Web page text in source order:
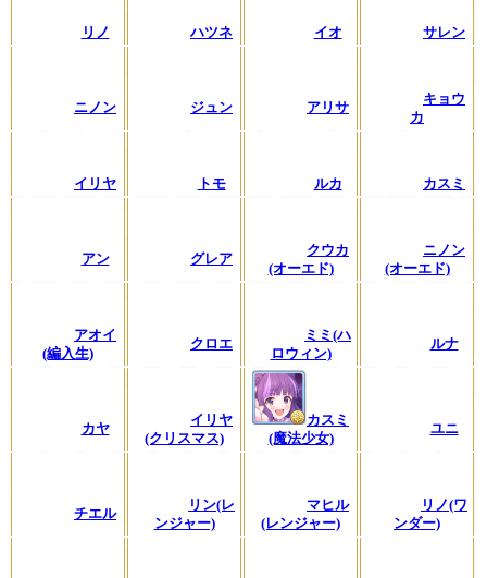
リノ ハツネ イオ サレン
ニノン ジュン アリサ
キョウ
カ
イリヤ トモ ルカ カスミ
アン グレア
クウカ
(オーエド)
ニノン
(オーエド)
アオイ
(編入生)
クロエ
ミミ(ハ
ロウィン)
ルナ
カヤ
イリヤ
(クリスマス)
カスミ
(魔法少女)
ユニ
チエル
リン(レ
ンジャー)
マヒル
(レンジャー)
リノ(ワ
ンダー)